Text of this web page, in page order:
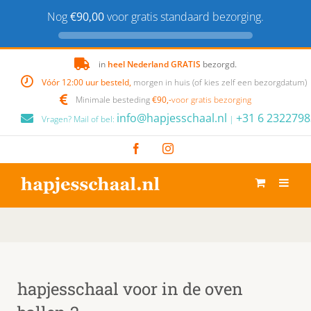
Nog€90,00voor gratis standaard bezorging.
content
in heel Nederland GRATIS bezorgd.
Vóór 12:00 uur besteld, morgen in huis (of kies zelf een bezorgdatum)
Minimale besteding€90,-voor gratis bezorging
Vragen? Mail of bel: info@hapjesschaal.nl | +31 6
FacebookInstagram
hapjesschaal voor in de oven